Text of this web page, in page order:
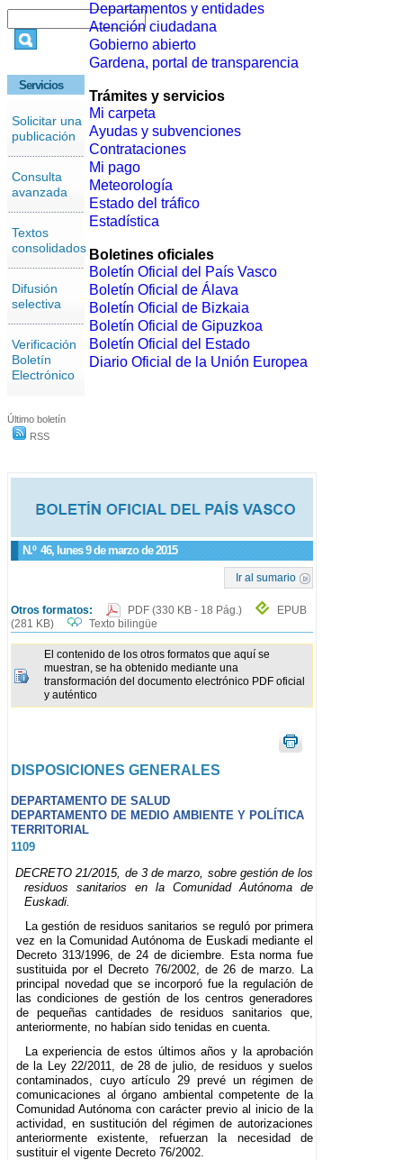
Servicios
Solicitar una
publicación
Consulta
avanzada
Textos
consolidados
Difusión
selectiva
Verificación
Boletín
Electrónico
Último boletín
RSS
N.º 46, lunes 9 de marzo de 2015
Ir al sumario
Otros formatos: PDF (330 KB - 18 Pág.)
EPUB
(281 KB)
Texto bilingüe
El contenido de los otros formatos que aquí se
muestran, se ha obtenido mediante una
transformación del documento electrónico PDF oficial
y auténtico
DISPOSICIONES GENERALES
DEPARTAMENTO DE SALUD
DEPARTAMENTO DE MEDIO AMBIENTE Y POLÍTICA
TERRITORIAL
1109
DECRETO 21/2015, de 3 de marzo, sobre gestión de los
residuos sanitarios en la Comunidad Autónoma de
Euskadi.
La gestión de residuos sanitarios se reguló por primera
vez en la Comunidad Autónoma de Euskadi mediante el
Decreto 313/1996, de 24 de diciembre. Esta norma fue
sustituida por el Decreto 76/2002, de 26 de marzo. La
principal novedad que se incorporó fue la regulación de
las condiciones de gestión de los centros generadores
de pequeñas cantidades de residuos sanitarios que,
anteriormente, no habían sido tenidas en cuenta.
La experiencia de estos últimos años y la aprobación
de la Ley 22/2011, de 28 de julio, de residuos y suelos
contaminados, cuyo artículo 29 prevé un régimen de
comunicaciones al órgano ambiental competente de la
Comunidad Autónoma con carácter previo al inicio de la
actividad, en sustitución del régimen de autorizaciones
anteriormente existente, refuerzan la necesidad de
sustituir el vigente Decreto 76/2002.
Departamentos y entidades
Atención ciudadana
Gobierno abierto
Gardena, portal de transparencia
Trámites y servicios
Mi carpeta
Ayudas y subvenciones
Contrataciones
Mi pago
Meteorología
Estado del tráfico
Estadística
Boletines oficiales
Boletín Oficial del País Vasco
Boletín Oficial de Álava
Boletín Oficial de Bizkaia
Boletín Oficial de Gipuzkoa
Boletín Oficial del Estado
Diario Oficial de la Unión Europea